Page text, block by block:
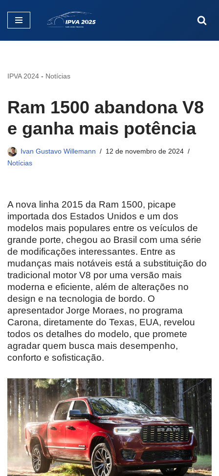
Pular
IPVA 2024 - Notícias
Ram 1500 abandona V8
e ganha mais potência
Ivan Gustavo Willemann
12 de novembro de 2024
Notícias
A nova linha 2015 da Ram 1500, picape
importada dos Estados Unidos e um dos
modelos mais populares entre os veículos de
grande porte, chegou ao Brasil com uma série
de modificações interessantes. Entre as
mudanças mais notáveis está a substituição do
tradicional motor V8 por uma versão mais
moderna e eficiente, além de alterações no
design e na tecnologia de bordo. O
apresentador Jorge Moraes, no programa
Carona, diretamente do Texas, EUA, revelou
todos os detalhes do modelo, que promete
agradar quem busca mais desempenho,
conforto e sofisticação.